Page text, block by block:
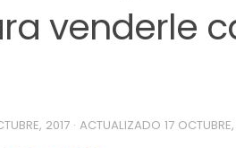
venderle
2017 · ACTUALIZADO 17